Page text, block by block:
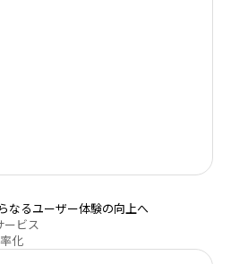
なるユーザー体験の向上へ
ービス
化